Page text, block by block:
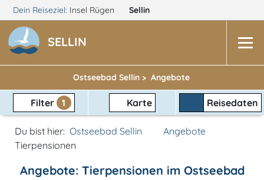
Dein Reiseziel: Insel Rügen Sellin
SELLIN
Ostseebad Sellin > Angebote
Filter 1 Karte Reisedaten
Du bist hier: Ostseebad Sellin
Angebote
Tierpensionen
Angebote: Tierpensionen im Ostseebad